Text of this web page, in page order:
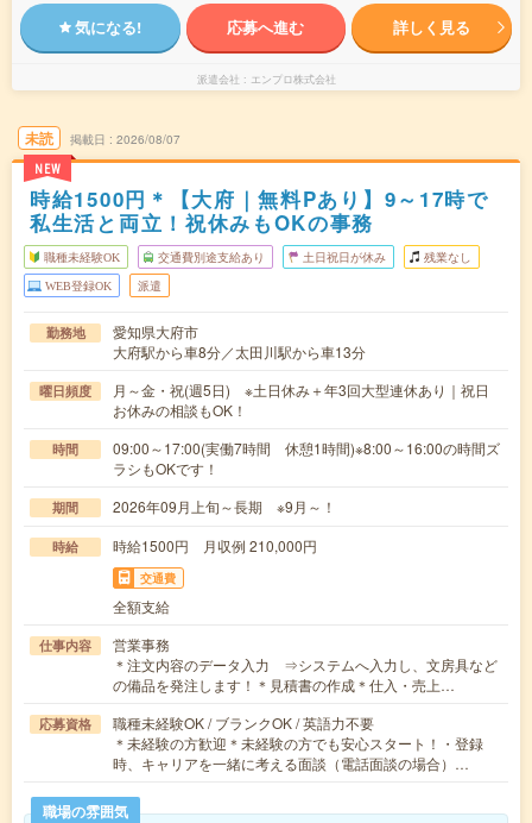
気になる! 応募へ進む 詳しく見る
派遣会社 エンプロ株式会社
未読
NEW
掲載日 2026/08/07
時給1500円＊【大府｜無料Pあり】9～17時で
私生活と両立！祝休みもOKの事務
職種未経験OK 交通費別途支給あり 土日祝日が休み 残業なし
WEB登録OK 派遣
勤務地
愛知県大府市
大府駅から車8分／太田川駅から車13分
曜日頻度
月～金・祝(週5日) ※土日休み＋年3回大型連休あり｜祝日
お休みの相談もOK！
時間
09:00～17:00(実働7時間 休憩1時間)※8:00～16:00の時間ズ
ラシもOKです！
期間 2026年09月上旬～長期 ※9月～！
時給 時給1500円 月収例 210,000円
交通費
全額支給
仕事内容
営業事務
＊注文内容のデータ入力 ⇒システムへ入力し、文房具など
の備品を発注します！＊見積書の作成＊仕入・売上…
応募資格
職種未経験OK / ブランクOK / 英語力不要
＊未経験の方歓迎＊未経験の方でも安心スタート！・登録
時、キャリアを一緒に考える面談（電話面談の場合）…
職場の雰囲気